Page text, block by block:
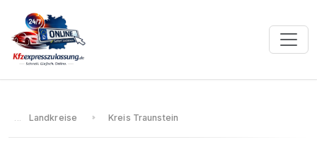
Landkreise Kreis Traunstein